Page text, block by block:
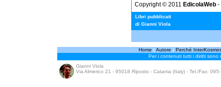
Copyright © 2011 EdicolaWeb -
Libri pubblicati
di Gianni Viola
Home | Autore | Perché
Per i contenuti tutti i diritti sono
Gianni Viola
Via Almerico 21 - 95018 Riposto - Catania (Italy) - Tel./Fax: